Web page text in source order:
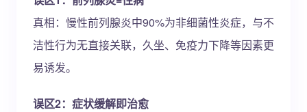
真相：慢性前列腺炎中90%为非细菌性炎症，与不
洁性行为无直接关联，久坐、免疫力下降等因素更
易诱发。
误区2：症状缓解即治愈